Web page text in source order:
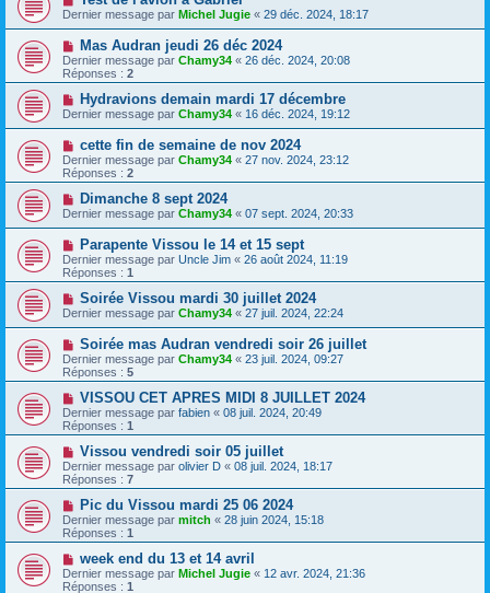
Dernier message par Michel Jugie « 29 déc. 2024, 18:17
Mas Audran jeudi 26 déc 2024
Dernier message par Chamy34 « 26 déc. 2024, 20:08
Réponses : 2
Hydravions demain mardi 17 décembre
Dernier message par Chamy34 « 16 déc. 2024, 19:12
cette fin de semaine de nov 2024
Dernier message par Chamy34 « 27 nov. 2024, 23:12
Réponses : 2
Dimanche 8 sept 2024
Dernier message par Chamy34 « 07 sept. 2024, 20:33
Parapente Vissou le 14 et 15 sept
Dernier message par Uncle Jim « 26 août 2024, 11:19
Réponses : 1
Soirée Vissou mardi 30 juillet 2024
Dernier message par Chamy34 « 27 juil. 2024, 22:24
Soirée mas Audran vendredi soir 26 juillet
Dernier message par Chamy34 « 23 juil. 2024, 09:27
Réponses : 5
VISSOU CET APRES MIDI 8 JUILLET 2024
Dernier message par fabien « 08 juil. 2024, 20:49
Réponses : 1
Vissou vendredi soir 05 juillet
Dernier message par olivier D « 08 juil. 2024, 18:17
Réponses : 7
Pic du Vissou mardi 25 06 2024
Dernier message par mitch « 28 juin 2024, 15:18
Réponses : 1
week end du 13 et 14 avril
Dernier message par Michel Jugie « 12 avr. 2024, 21:36
Réponses : 1